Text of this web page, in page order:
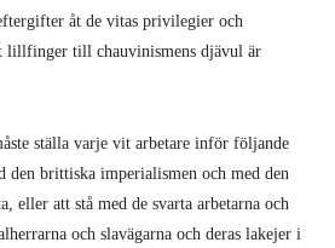
åt de vitas privilegier och
lillfinger till chauvinismens djävul är
ställa varje vit arbetare inför följande
den brittiska imperialismen och med den
eller att stå med de svarta arbetarna och
och slavägarna och deras lakejer i